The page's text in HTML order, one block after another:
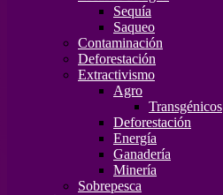
Sequía
Saqueo
Contaminación
Deforestación
Extractivismo
Agro
Transgénicos
Deforestación
Energía
Ganadería
Minería
Sobrepesca